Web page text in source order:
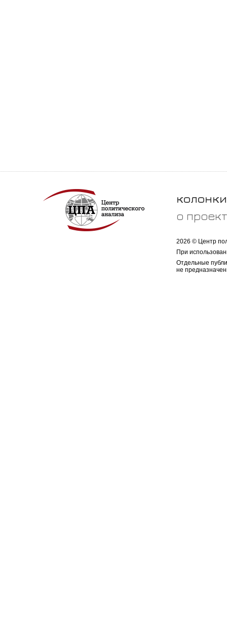
колонки
о
2026 © Центр
При
Отдельные
не